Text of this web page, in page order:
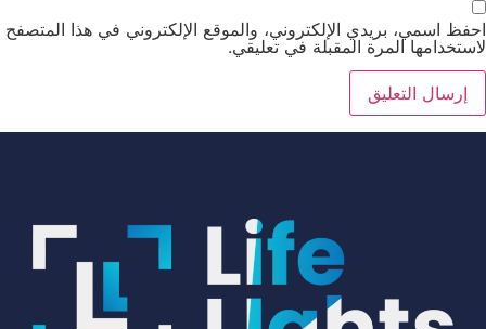
احفظ اسمي، بريدي الإلكتروني، والموقع الإلكتروني في هذا المتصفح
لاستخدامها المرة المقبلة في تعليقي.